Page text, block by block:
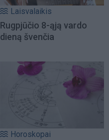
Laisvalaikis
Rugpjūčio 8-ąją vardo
dieną švenčia
Horoskopai